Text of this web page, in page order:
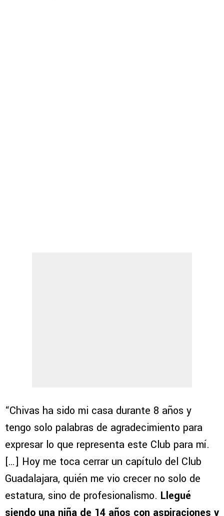
“Chivas ha sido mi casa durante 8 años y
tengo solo palabras de agradecimiento para
expresar lo que representa este Club para mí.
[…] Hoy me toca cerrar un capítulo del Club
Guadalajara, quién me vio crecer no solo de
estatura, sino de profesionalismo. Llegué
siendo una niña de 14 años con aspiraciones y